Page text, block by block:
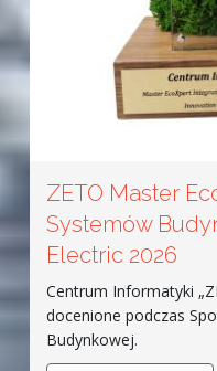
ZETO Master
Systemów
Electric 2026
Centrum Informatyki
docenione podczas
Budynkowej.